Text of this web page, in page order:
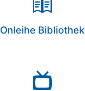
Onleihe Bibliothek